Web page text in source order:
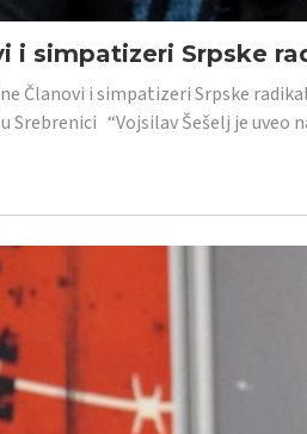
i simpatizeri Srpske
Članovi i simpatizeri Srpske
Srebrenici “Vojsilav Šešelj je uveo